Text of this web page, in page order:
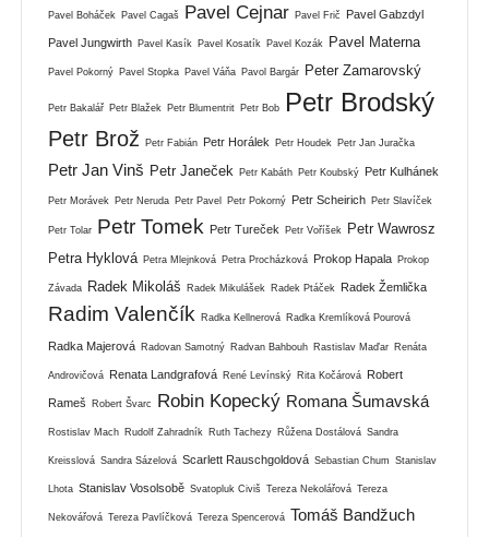
Pavel Boháček Pavel Cagaš Pavel Cejnar Pavel Frič Pavel Gabzdyl
Pavel Jungwirth Pavel Kasík Pavel Kosatík Pavel Kozák Pavel Materna
Pavel Pokorný Pavel Stopka Pavel Váňa Pavol Bargár Peter Zamarovský
Petr Bakalář Petr Blažek Petr Blumentrit Petr Bob Petr Brodský
Petr Brož Petr Fabián Petr Horálek Petr Houdek Petr Jan Juračka
Petr Jan Vinš Petr Janeček Petr Kabáth Petr Koubský Petr Kulhánek
Petr Morávek Petr Neruda Petr Pavel Petr Pokorný Petr Scheirich Petr Slavíček
Petr Tolar Petr Tomek Petr Tureček Petr Voříšek
Petr Wawrosz
Petra Hyklová Petra Mlejnková Petra Procházková Prokop Hapala Prokop
Závada Radek Mikoláš Radek Mikulášek Radek Ptáček Radek Žemlička
Radim Valenčík Radka Kellnerová Radka Kremlíková Pourová
Radka Majerová Radovan Samotný Radvan Bahbouh Rastislav Maďar Renáta
Androvičová Renata Landgrafová René Levínský Rita Kočárová Robert
Rameš Robert Švarc Robin Kopecký Romana Šumavská
Rostislav Mach Rudolf Zahradník Ruth Tachezy Růžena Dostálová Sandra
Kreisslová Sandra Sázelová Scarlett Rauschgoldová Sebastian Chum Stanislav
Lhota Stanislav Vosolsobě Svatopluk Civiš Tereza Nekolářová Tereza
Nekovářová Tereza Pavlíčková Tereza Spencerová Tomáš Bandžuch